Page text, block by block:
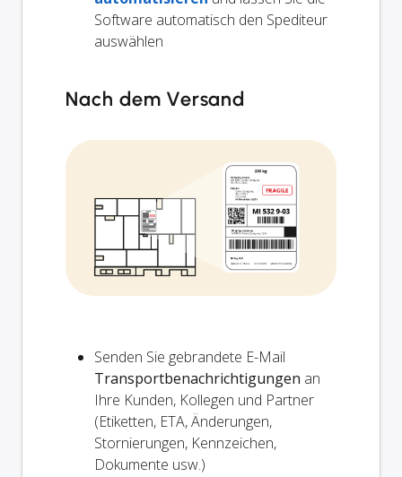
Software automatisch den Spediteur
auswählen
Nach dem Versand
Senden Sie gebrandete E-Mail
Transportbenachrichtigungen an
Ihre Kunden, Kollegen und Partner
(Etiketten, ETA, Änderungen,
Stornierungen, Kennzeichen,
Dokumente usw.)